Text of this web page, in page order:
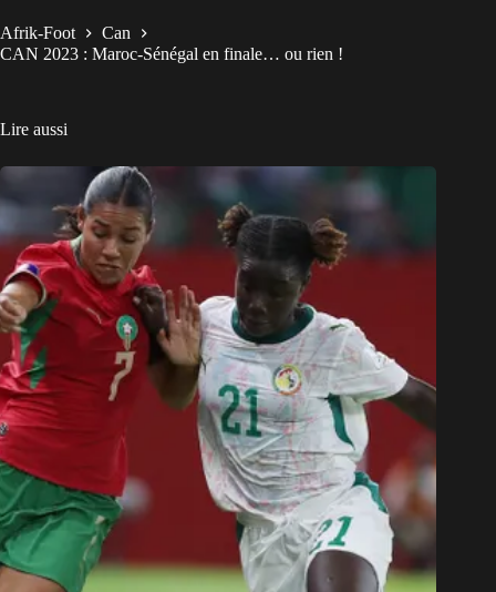
Afrik-Foot
Can
CAN 2023 : Maroc-Sénégal en finale… ou rien !
Lire aussi